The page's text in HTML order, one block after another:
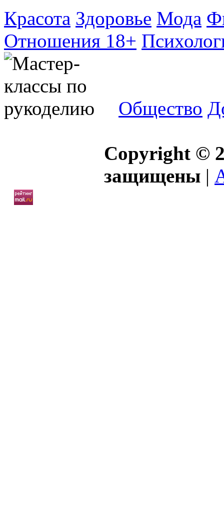
Красота Здоровье Мода
Отношения 18+
Общество
Copyright ©
защищены |